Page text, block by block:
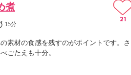
煮
15分
素材の食感を残すのがポイントです。さ
ごたえも十分。
21